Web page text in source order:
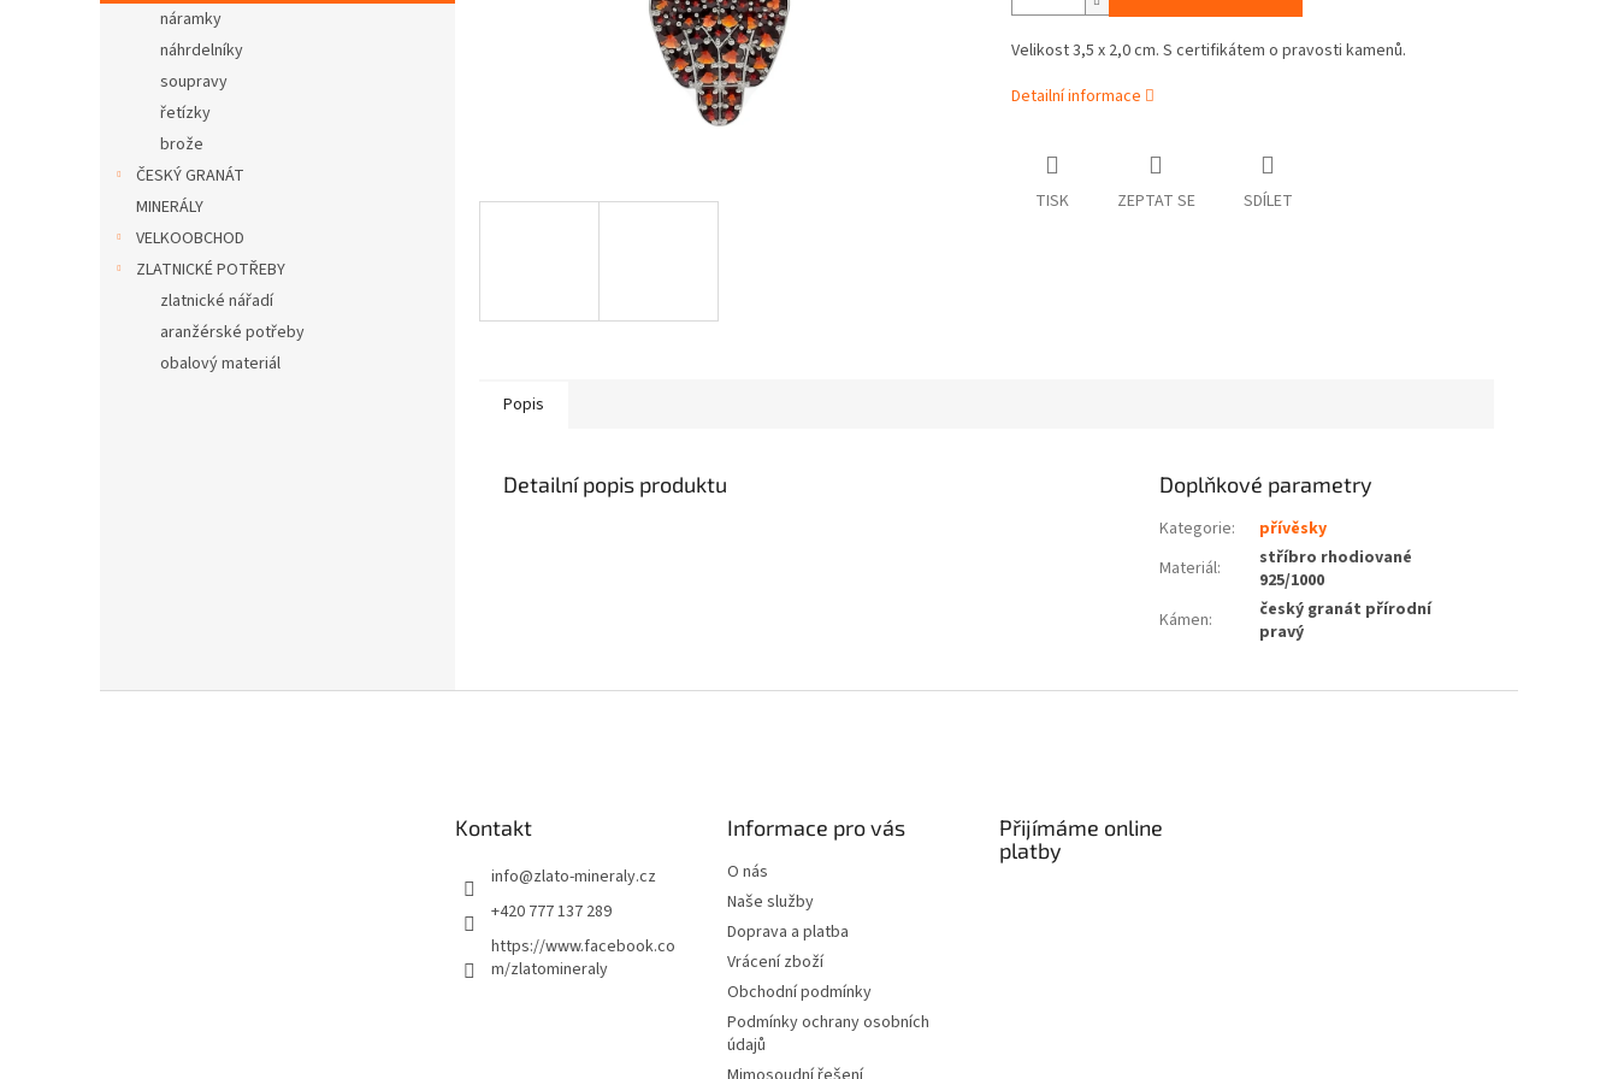
n
náramky
náhrdelníky
soupravy
řetízky
brože
ČESKÝ GRANÁT
MINERÁLY
VELKOOBCHOD
ZLATNICKÉ POTŘEBY
zlatnické nářadí
aranžérské potřeby
obalový materiál
Velikost 3,5 x 2,0 cm. S certifikátem o pravosti kamenů.
Detailní informace
TISK ZEPTAT SE SDÍLET
Popis
Detailní popis produktu Doplňkové parametry
Kategorie:
přívěsky
Materiál:
stříbro rhodiované
925/1000
Kámen:
český granát přírodní
pravý
Kontakt
info@zlato-mineraly.cz
+420 777 137 289
https://www.facebook.co
m/zlatomineraly
Informace pro vás
O nás
Naše služby
Doprava a platba
Vrácení zboží
Obchodní podmínky
Podmínky ochrany osobních
údajů
Přijímáme online
platby